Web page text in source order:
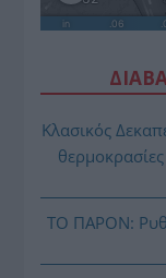
Κλασικός
ΤΟ ΠΑΡΟΝ: